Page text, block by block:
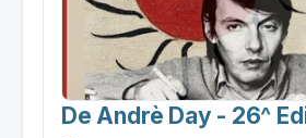
De Andrè Day - 26^